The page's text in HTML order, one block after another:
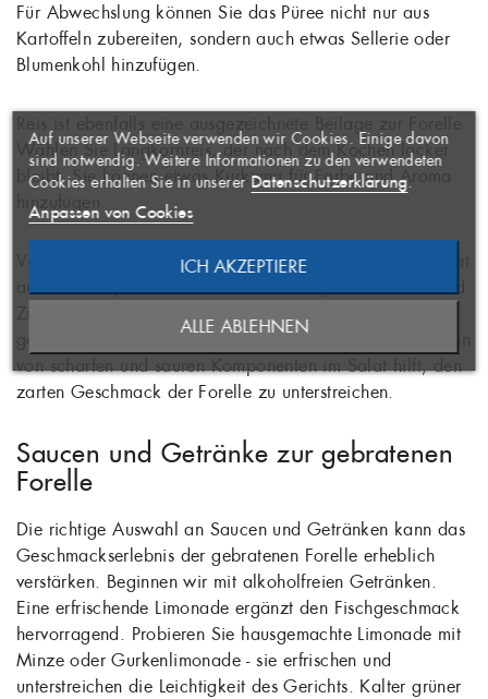
Für Abwechslung können Sie das Püree nicht nur aus
Kartoffeln zubereiten, sondern auch etwas Sellerie oder
Blumenkohl hinzufügen.
Wählen Sie Langkornreis, der nach dem Kochen locker
bleibt. Sie können etwas Kurkuma für Farbe und Aroma
hinzufügen.
Vergessen Sie nicht das frische Gemüse. Ein leichter Salat
aus Tomaten, Gurken und Salatblättern, mit Olivenöl und
gebratenen Fisches hervorragend hervor. Die Kombination
von scharfen und sauren Komponenten im Salat hilft, den
zarten Geschmack der Forelle zu unterstreichen.
Saucen und Getränke zur gebratenen
Forelle
Die richtige Auswahl an Saucen und Getränken kann das
Geschmackserlebnis der gebratenen Forelle erheblich
verstärken. Beginnen wir mit alkoholfreien Getränken.
Eine erfrischende Limonade ergänzt den Fischgeschmack
hervorragend. Probieren Sie hausgemachte Limonade mit
Minze oder Gurkenlimonade - sie erfrischen und
unterstreichen die Leichtigkeit des Gerichts. Kalter grüner
AUF MEINE
WUNSCHLISTE
×
((MODALTITLE)) ×
((confirmMessage))
WUNSCHLISTE
Name der Wunschliste
ABBRECHEN
WUNSCHLISTE ERSTELLEN
×
Sie müssen angemeldet sein, um
Artikel Ihrer Wunschliste
hinzufügen zu können.
ABBRECHEN
ANMELDEN
Auf unserer Webseite verwenden wir Cookies. Einige davon
sind notwendig. Weitere Informationen zu den verwendeten
Cookies erhalten Sie in unserer Datenschutzerklärung.
Anpassen von Cookies
ALLE ABLEHNEN
ICH AKZEPTIERE